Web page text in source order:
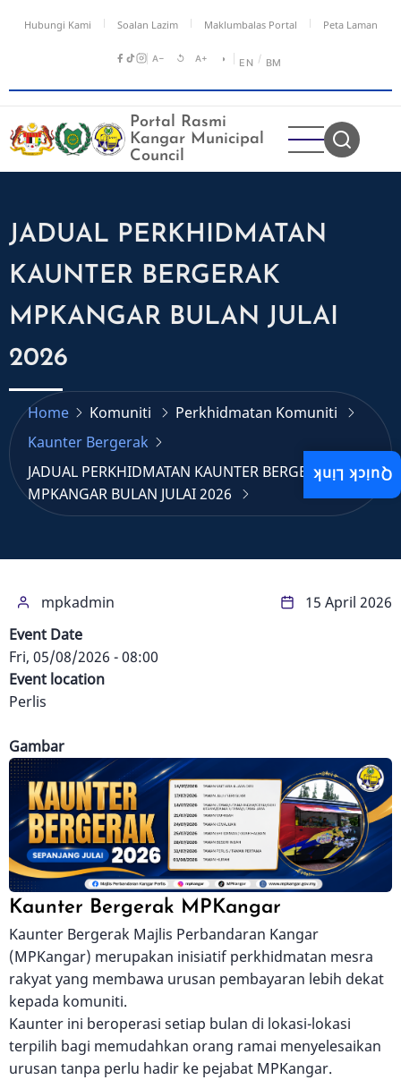
Hubungi Kami Soalan Lazim Maklumbalas Portal Peta Laman
A− ↺ A+ ◑ EN / BM
Portal Rasmi
Kangar Municipal
Council
JADUAL PERKHIDMATAN
KAUNTER BERGERAK
MPKANGAR BULAN JULAI
2026
Home Komuniti
Perkhidmatan Komuniti
Kaunter Bergerak
JADUAL PERKHIDMATAN KAUNTER BERGERAK
MPKANGAR BULAN JULAI 2026
mpkadmin
15 April 2026
Event Date
Fri, 05/08/2026 - 08:00
Event location
Perlis
Gambar
Body
Kaunter Bergerak MPKangar
Kaunter Bergerak Majlis Perbandaran Kangar
(MPKangar) merupakan inisiatif perkhidmatan mesra
rakyat yang membawa urusan pembayaran lebih dekat
kepada komuniti.
Kaunter ini beroperasi setiap bulan di lokasi-lokasi
terpilih bagi memudahkan orang ramai menyelesaikan
urusan tanpa perlu hadir ke pejabat MPKangar.
Quick Link